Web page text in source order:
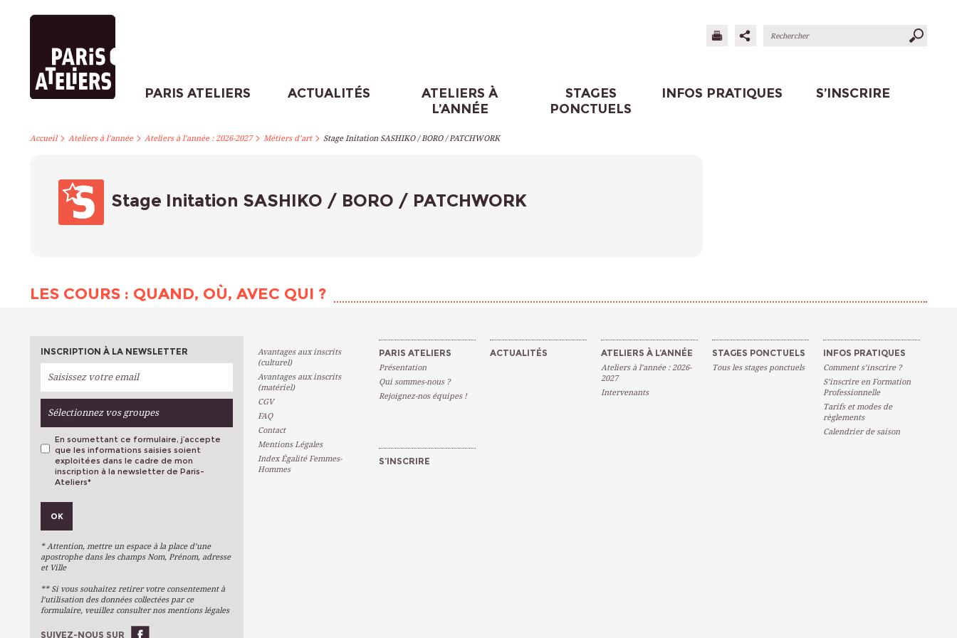
PARIS ATELIERS ACTUALITÉS
ATELIERS À
L’ANNÉE
STAGES
PONCTUELS
INFOS PRATIQUES S’INSCRIRE
Accueil> Ateliers à l’année> Ateliers à l’année : 2026-2027> Métiers d’art> Stage Initation SASHIKO / BORO / PATCHWORK
Stage Initation SASHIKO / BORO / PATCHWORK
LES COURS : QUAND, OÙ, AVEC QUI ?
INSCRIPTION À LA NEWSLETTER
Sélectionnez vos groupes
Métiers D'art
Arts Du Texte
Stages Ponctuels
Ateliers À L'année
En soumettant ce formulaire, j’accepte
que les informations saisies soient
exploitées dans le cadre de mon
inscription à la newsletter de Paris-
Ateliers*
OK
* Attention, mettre un espace à la place d’une
apostrophe dans les champs Nom, Prénom, adresse
et Ville
** Si vous souhaitez retirer votre consentement à
l’utilisation des données collectées par ce
formulaire, veuillez consulter nos mentions légales
SUIVEZ-NOUS SUR
Avantages aux inscrits
(culturel)
Avantages aux inscrits
(matériel)
CGV
FAQ
Contact
Mentions Légales
Index Égalité Femmes-
Hommes
PARIS ATELIERS
Présentation
Qui sommes-nous ?
Rejoignez-nos équipes !
ACTUALITÉS ATELIERS À L’ANNÉE
Ateliers à l’année : 2026-
2027
Intervenants
STAGES PONCTUELS
Tous les stages ponctuels
INFOS PRATIQUES
Comment s’inscrire ?
S’inscrire en Formation
Professionnelle
Tarifs et modes de
règlements
Calendrier de saison
S’INSCRIRE